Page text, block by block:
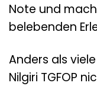
Note und
belebenden
Anders als
Nilgiri TGFOP